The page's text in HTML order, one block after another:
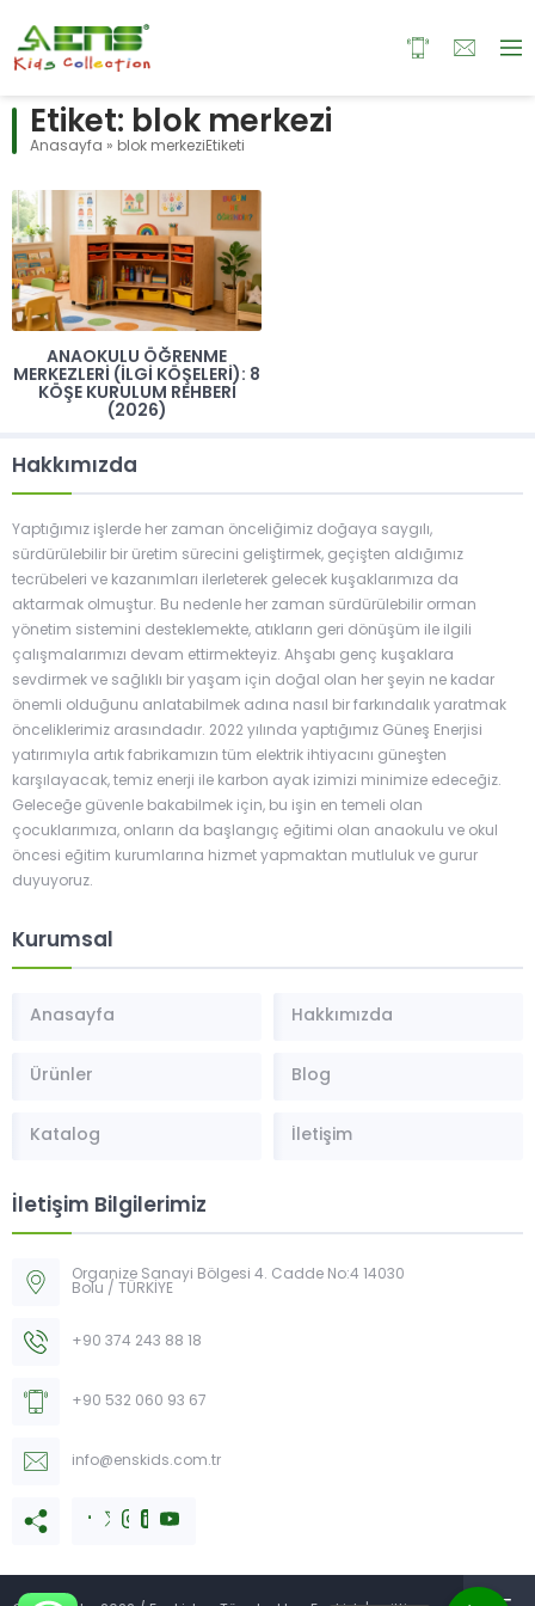
Etiket: blok merkezi
Anasayfa » blok merkeziEtiketi
ANAOKULU ÖĞRENME
MERKEZLERI (İLGI KÖŞELERI): 8
KÖŞE KURULUM REHBERI
(2026)
Hakkımızda
Yaptığımız işlerde her zaman önceliğimiz doğaya saygılı,
sürdürülebilir bir üretim sürecini geliştirmek, geçişten aldığımız
tecrübeleri ve kazanımları ilerleterek gelecek kuşaklarımıza da
aktarmak olmuştur. Bu nedenle her zaman sürdürülebilir orman
yönetim sistemini desteklemekte, atıkların geri dönüşüm ile ilgili
çalışmalarımızı devam ettirmekteyiz. Ahşabı genç kuşaklara
sevdirmek ve sağlıklı bir yaşam için doğal olan her şeyin ne kadar
önemli olduğunu anlatabilmek adına nasıl bir farkındalık yaratmak
önceliklerimiz arasındadır. 2022 yılında yaptığımız Güneş Enerjisi
yatırımıyla artık fabrikamızın tüm elektrik ihtiyacını güneşten
karşılayacak, temiz enerji ile karbon ayak izimizi minimize edeceğiz.
Geleceğe güvenle bakabilmek için, bu işin en temeli olan
çocuklarımıza, onların da başlangıç eğitimi olan anaokulu ve okul
öncesi eğitim kurumlarına hizmet yapmaktan mutluluk ve gurur
duyuyoruz.
Kurumsal
Anasayfa Hakkımızda
Ürünler Blog
Katalog İletişim
İletişim Bilgilerimiz
Organize Sanayi Bölgesi 4. Cadde No:4 14030
Bolu / TÜRKİYE
+90 374 243 88 18
+90 532 060 93 67
info@enskids.com.tr